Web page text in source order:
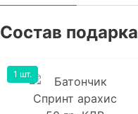
Состав подарка
1 шт.